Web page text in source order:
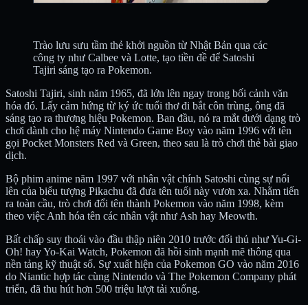
Trào lưu sưu tầm thẻ khởi nguồn từ Nhật Bản qua các
công ty như Calbee và Lotte, tạo tiền đề để Satoshi
Tajiri sáng tạo ra Pokemon.
Satoshi Tajiri, sinh năm 1965, đã lớn lên ngay trong bối cảnh văn
hóa đó. Lấy cảm hứng từ ký ức tuổi thơ đi bắt côn trùng, ông đã
sáng tạo ra thương hiệu Pokemon. Ban đầu, nó ra mắt dưới dạng trò
chơi dành cho hệ máy Nintendo Game Boy vào năm 1996 với tên
gọi Pocket Monsters Red và Green, theo sau là trò chơi thẻ bài giao
dịch.
Bộ phim anime năm 1997 với nhân vật chính Satoshi cùng sự nổi
lên của biểu tượng Pikachu đã đưa tên tuổi này vươn xa. Nhằm tiến
ra toàn cầu, trò chơi đổi tên thành Pokemon vào năm 1998, kèm
theo việc Anh hóa tên các nhân vật như Ash hay Meowth.
Bất chấp suy thoái vào đầu thập niên 2010 trước đối thủ như Yu-Gi-
Oh! hay Yo-Kai Watch, Pokemon đã hồi sinh mạnh mẽ thông qua
nền tảng kỹ thuật số. Sự xuất hiện của Pokemon GO vào năm 2016
do Niantic hợp tác cùng Nintendo và The Pokemon Company phát
triển, đã thu hút hơn 500 triệu lượt tải xuống.